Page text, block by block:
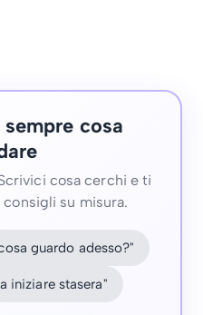
cosa
cosa cerchi e ti
su misura.
guardo adesso?"
iniziare stasera"